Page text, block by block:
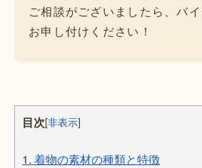
ご相談がございましたら、バ
お申し付けください！
目次[非表示]
1. 着物の素材の種類と特徴